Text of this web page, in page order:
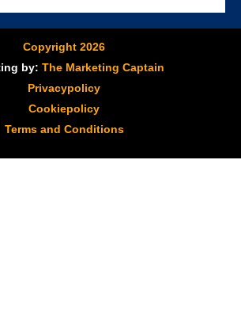
Copyright 2026
by: The Marketing Captain
Privacypolicy
Cookiepolicy
Terms and Conditions